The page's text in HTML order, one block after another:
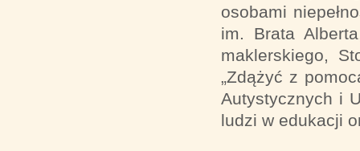
osobami
im. Brata
maklerskiego,
„Zdążyć z
Autystycznych i
ludzi w edukacji